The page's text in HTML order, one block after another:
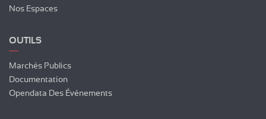
Nos Espaces
OUTILS
Marchés Publics
Documentation
Opendata Des Événements